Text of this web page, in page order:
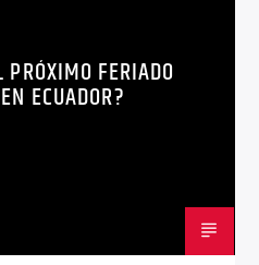
FERIADO
ECUADOR?